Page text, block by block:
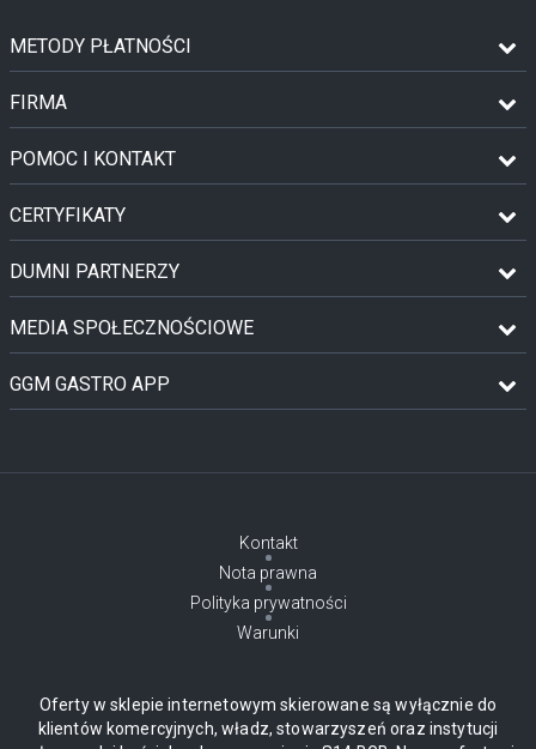
METODY PŁATNOŚCI
FIRMA
POMOC I KONTAKT
CERTYFIKATY
DUMNI PARTNERZY
MEDIA SPOŁECZNOŚCIOWE
GGM GASTRO APP
Kontakt
Nota prawna
Polityka prywatności
Warunki
Oferty w sklepie internetowym skierowane są wyłącznie do
klientów komercyjnych, władz, stowarzyszeń oraz instytucji